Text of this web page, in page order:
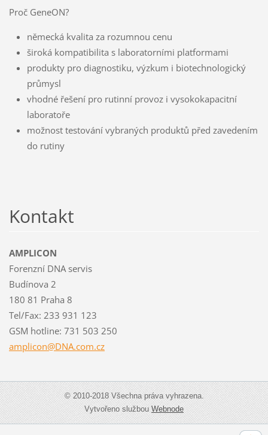
Proč GeneON?
německá kvalita za rozumnou cenu
široká kompatibilita s laboratorními platformami
produkty pro diagnostiku, výzkum i biotechnologický
průmysl
vhodné řešení pro rutinní provoz i vysokokapacitní
laboratoře
možnost testování vybraných produktů před zavedením
do rutiny
Kontakt
AMPLICON
Forenzní DNA servis
Budínova 2
180 81 Praha 8
Tel/Fax: 233 931 123
GSM hotline: 731 503 250
amplicon@DNA.com.cz
© 2010-2018 Všechna práva vyhrazena.
Vytvořeno službouWebnode